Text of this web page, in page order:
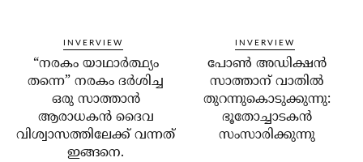
INVERVIEW
“നരകം യാഥാര്‍ത്ഥ്യം
തന്നെ” നരകം ദര്‍ശിച്ച
ഒരു സാത്താന്‍
ആരാധകന്‍ ദൈവ
വിശ്വാസത്തിലേക്ക് വന്നത്
ഇങ്ങനെ.
INVERVIEW
പോണ്‍ അഡിക്ഷന്‍
സാത്താന് വാതില്‍
തുറന്നുകൊടുക്കുന്നു:
ഭൂതോച്ചാടകന്‍
സംസാരിക്കുന്നു